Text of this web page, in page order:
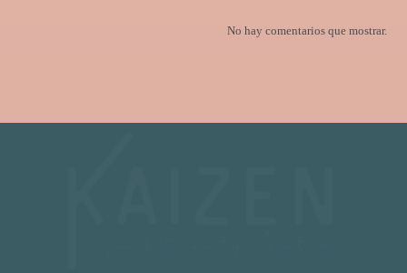
No hay comentarios que mostrar.